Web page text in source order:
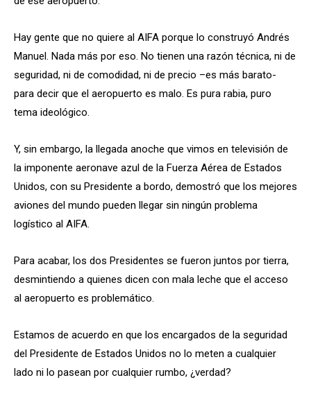
Hay gente que no quiere al AIFA porque lo construyó Andrés
Manuel. Nada más por eso. No tienen una razón técnica, ni de
seguridad, ni de comodidad, ni de precio –es más barato-
para decir que el aeropuerto es malo. Es pura rabia, puro
tema ideológico.
Y, sin embargo, la llegada anoche que vimos en televisión de
la imponente aeronave azul de la Fuerza Aérea de Estados
Unidos, con su Presidente a bordo, demostró que los mejores
aviones del mundo pueden llegar sin ningún problema
logístico al AIFA.
Para acabar, los dos Presidentes se fueron juntos por tierra,
desmintiendo a quienes dicen con mala leche que el acceso
al aeropuerto es problemático.
Estamos de acuerdo en que los encargados de la seguridad
del Presidente de Estados Unidos no lo meten a cualquier
lado ni lo pasean por cualquier rumbo, ¿verdad?